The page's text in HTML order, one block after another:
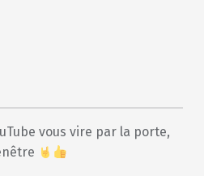
vous vire par la porte,